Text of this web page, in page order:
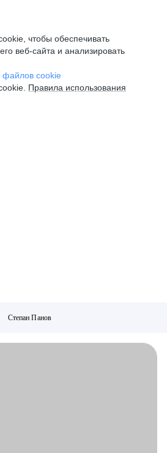
чтобы обеспечивать
веб-сайта и анализировать
файлов cookie
Правила использования
Степан Панов